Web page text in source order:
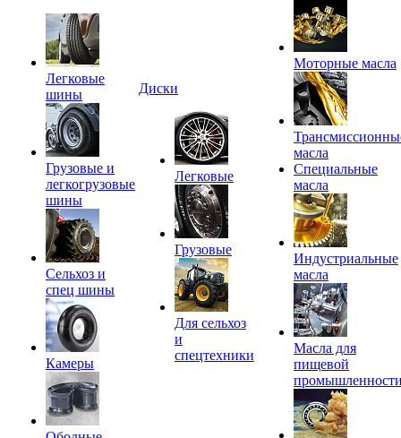
Легковые
шины
Грузовые и
легкогрузовые
шины
Сельхоз и
спец шины
Камеры
Диски
Легковые
Грузовые
Для сельхоз
и
спецтехники
Моторные масла
масла
Специальные
масла
Индустриальные
масла
Масла для
пищевой